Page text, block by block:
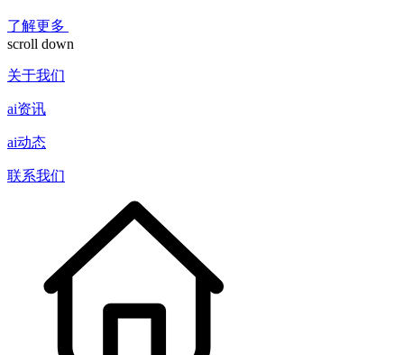
了解更多
scroll down
关于我们
ai资讯
ai动态
联系我们